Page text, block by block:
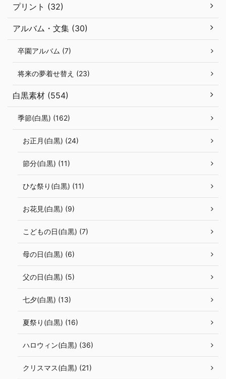
プリント (32)
アルバム・文集 (30)
卒園アルバム (7)
将来の夢着せ替え (23)
白黒素材 (554)
季節(白黒) (162)
お正月(白黒) (24)
節分(白黒) (11)
ひな祭り(白黒) (11)
お花見(白黒) (9)
こどもの日(白黒) (7)
母の日(白黒) (6)
父の日(白黒) (5)
七夕(白黒) (13)
夏祭り(白黒) (16)
ハロウィン(白黒) (36)
クリスマス(白黒) (21)